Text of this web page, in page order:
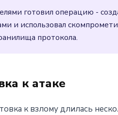
готовил операцию -
и использовал
протокола.
к атаке
к взлому длилась